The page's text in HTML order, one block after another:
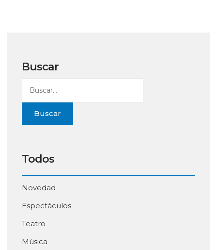
Buscar
Buscar
Todos
Novedad
Espectáculos
Teatro
Música